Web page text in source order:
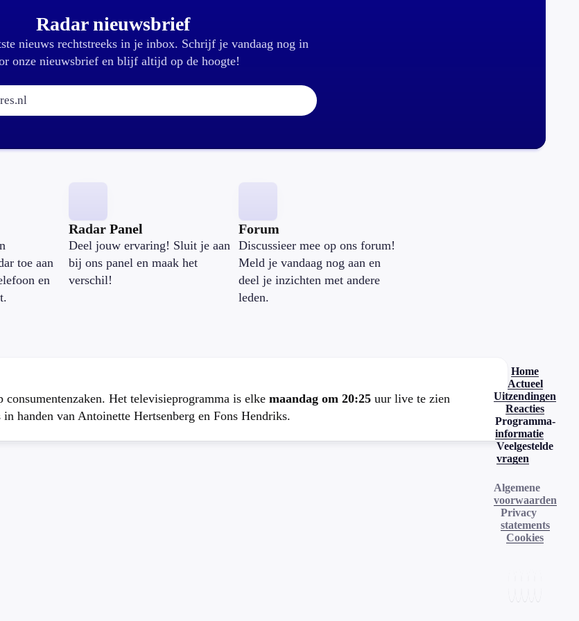
Radar nieuwsbrief
nieuws rechtstreeks in je inbox. Schrijf je vandaag nog in
onze nieuwsbrief en blijf altijd op de hoogte!
E-mailadres:
toe aan
en
Radar Panel
Deel jouw ervaring! Sluit je aan
bij ons panel en maak het
verschil!
Forum
Discussieer mee op ons forum!
Meld je vandaag nog aan en
deel je inzichten met andere
leden.
Het televisieprogramma is elke maandag om 20:25 uur live te zien
handen van Antoinette Hertsenberg en Fons Hendriks.
Home
Actueel
Uitzendingen
Reacties
Programma-
informatie
Veelgestelde
vragen
Algemene
voorwaarden
Privacy
statements
Cookies